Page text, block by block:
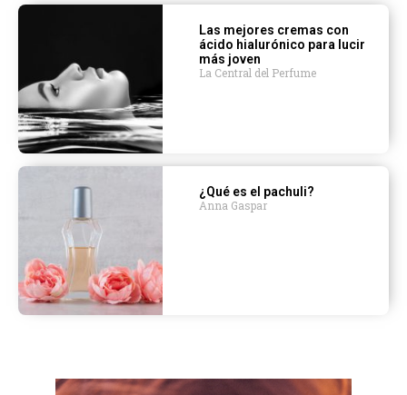
Las mejores cremas con
ácido hialurónico para lucir
más joven
La Central del Perfume
¿Qué es el pachuli?
Anna Gaspar